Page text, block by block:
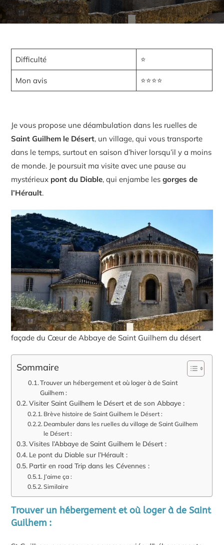
Difficulté ⭐
Mon avis ⭐⭐⭐⭐
Je vous propose une déambulation dans les ruelles de
Saint Guilhem le Désert, un village, qui vous transporte
dans le temps, surtout en saison d’hiver lorsqu’il y a moins
de monde. Je poursuit ma visite avec une pause au
mystérieux pont du Diable, qui enjambe lesgorges de
l’Hérault.
façade du Cœur de Abbaye de Saint Guilhem du désert
Sommaire
Trouver un hébergement et où loger à de Saint
Guilhem :
Visiter Saint Guilhem le Désert et de son Abbaye :
Brève histoire de Saint Guilhem le Désert :
Deambuler dans les ruelles du village de Saint Guilhem
le Désert :
Visites l’Abbaye de Saint Guilhem le Désert :
Le pont du Diable sur l’Hérault :
Partir en road Trip dans les Cévennes :
J’aime ça :
Similaire
Trouver un hébergement et où loger à de Saint
Guilhem :